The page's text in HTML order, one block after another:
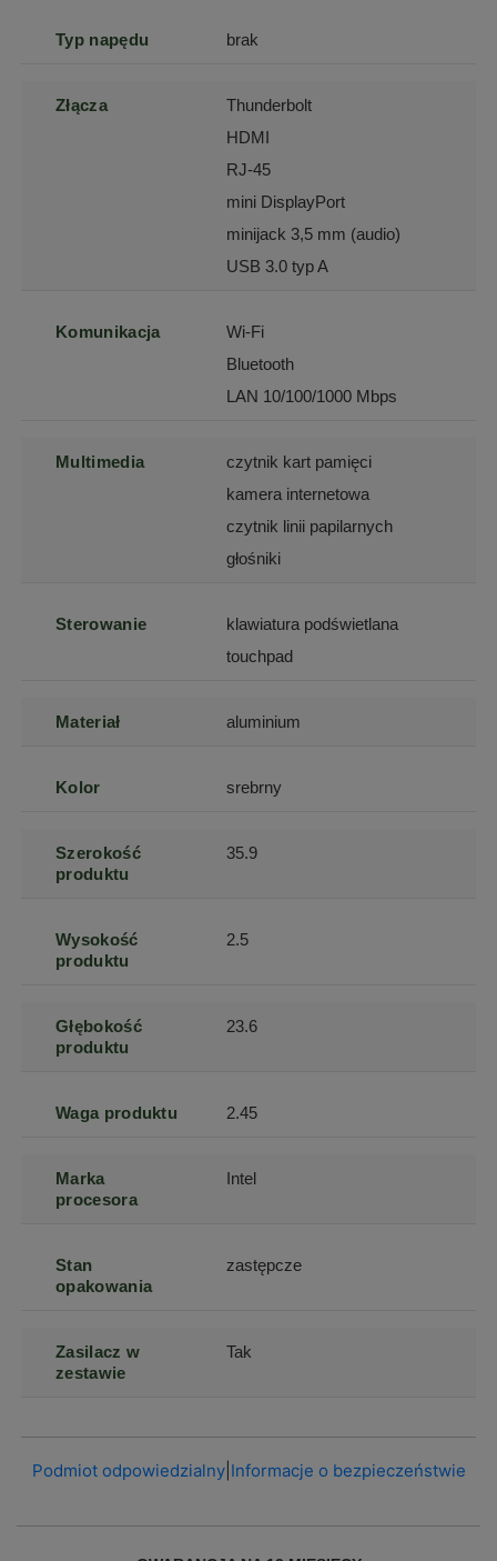
Typ napędu brak
Złącza
Thunderbolt
HDMI
RJ-45
mini DisplayPort
minijack 3,5 mm (audio)
USB 3.0 typ A
Komunikacja
Wi-Fi
Bluetooth
LAN 10/100/1000 Mbps
Multimedia
czytnik kart pamięci
kamera internetowa
czytnik linii papilarnych
głośniki
Sterowanie
klawiatura podświetlana
touchpad
Materiał aluminium
Kolor srebrny
Szerokość
produktu
35.9
Wysokość
produktu
2.5
Głębokość
produktu
23.6
Waga produktu 2.45
Marka
procesora
Intel
Stan
opakowania
zastępcze
Zasilacz w
zestawie
Tak
Podmiot odpowiedzialny| Informacje o bezpieczeństwie